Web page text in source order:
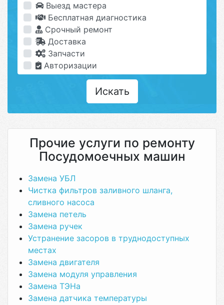
Выезд мастера
Бесплатная диагностика
Срочный ремонт
Доставка
Запчасти
Авторизации
Искать
Прочие услуги по ремонту
Посудомоечных машин
Замена УБЛ
Чистка фильтров заливного шланга,
сливного насоса
Замена петель
Замена ручек
Устранение засоров в труднодоступных
местах
Замена двигателя
Замена модуля управления
Замена ТЭНа
Замена датчика температуры